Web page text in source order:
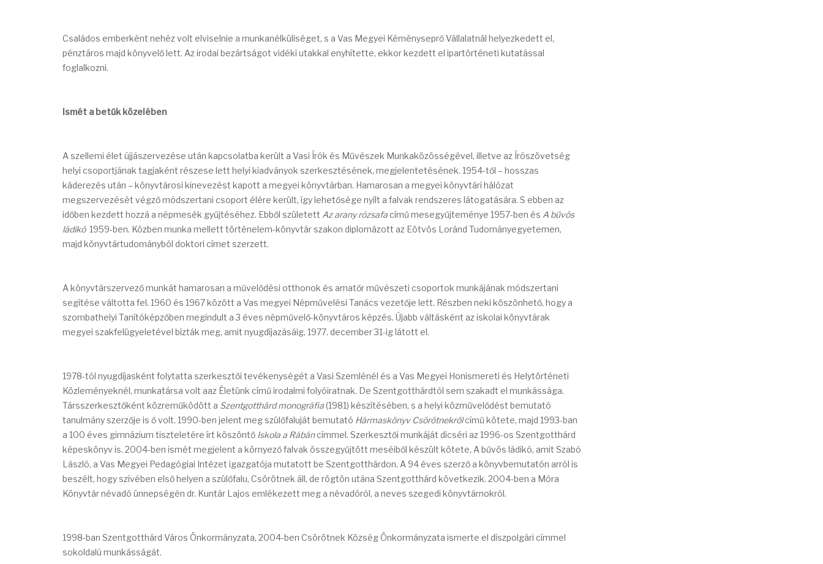
Családos emberként nehéz volt elviselnie a munkanélküliséget, s a Vas Megyei Kéményseprő Vállalatnál helyezkedett el,
pénztáros majd könyvelő lett. Az irodai bezártságot vidéki utakkal enyhítette, ekkor kezdett el ipartörténeti kutatással
foglalkozni.
Ismét a betűk közelében
A szellemi élet újjászervezése után kapcsolatba került a Vasi Írók és Művészek Munkaközösségével, illetve az Írószövetség
helyi csoportjának tagjaként részese lett helyi kiadványok szerkesztésének, megjelentetésének. 1954-től – hosszas
káderezés után – könyvtárosi kinevezést kapott a megyei könyvtárban. Hamarosan a megyei könyvtári hálózat
megszervezését végző módszertani csoport élére került, így lehetősége nyílt a falvak rendszeres látogatására. S ebben az
időben kezdett hozzá a népmesék gyűjtéséhez. Ebből született Az arany rózsafa című mesegyűjteménye 1957-ben és A bűvös
ládikó1959-ben. Közben munka mellett történelem-könyvtár szakon diplomázott az Eötvös Loránd Tudományegyetemen,
majd könyvtártudományból doktori címet szerzett.
A könyvtárszervező munkát hamarosan a művelődési otthonok és amatőr művészeti csoportok munkájának módszertani
segítése váltotta fel. 1960 és 1967 között a Vas megyei Népművelési Tanács vezetője lett. Részben neki köszönhető, hogy a
szombathelyi Tanítóképzőben megindult a 3 éves népművelő-könyvtáros képzés. Újabb váltásként az iskolai könyvtárak
megyei szakfelügyeletével bízták meg, amit nyugdíjazásáig, 1977. december 31-ig látott el.
1978-tól nyugdíjasként folytatta szerkesztői tevékenységét a Vasi Szemlénél és a Vas Megyei Honismereti és Helytörténeti
Közleményeknél, munkatársa volt aaz Életünk című irodalmi folyóiratnak. De Szentgotthárdtól sem szakadt el munkássága.
Társszerkesztőként közreműködött a Szentgotthárd monográfia(1981) készítésében, s a helyi közművelődést bemutató
tanulmány szerzője is ő volt. 1990-ben jelent meg szülőfaluját bemutató Hármaskönyv Csörötnekrőlcímű kötete, majd 1993-ban
a 100 éves gimnázium tiszteletére írt köszöntő Iskola a Rábáncímmel. Szerkesztői munkáját dicséri az 1996-os Szentgotthárd
képeskönyv is. 2004-ben ismét megjelent a környező falvak összegyűjtött meséiből készült kötete, A bűvös ládikó, amit Szabó
László, a Vas Megyei Pedagógiai Intézet igazgatója mutatott be Szentgotthárdon. A 94 éves szerző a könyvbemutatón arról is
beszélt, hogy szívében első helyen a szülőfalu, Csörötnek áll, de rögtön utána Szentgotthárd következik. 2004-ben a Móra
Könyvtár névadó ünnepségén dr. Kuntár Lajos emlékezett meg a névadóról, a neves szegedi könyvtárnokról.
1998-ban Szentgotthárd Város Önkormányzata, 2004-ben Csörötnek Község Önkormányzata ismerte el díszpolgári címmel
sokoldalú munkásságát.